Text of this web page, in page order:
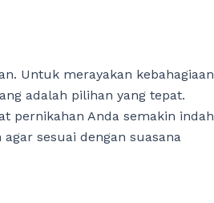
Untuk merayakan kebahagiaan
adalah pilihan yang tepat.
pernikahan Anda semakin indah
sesuai dengan suasana